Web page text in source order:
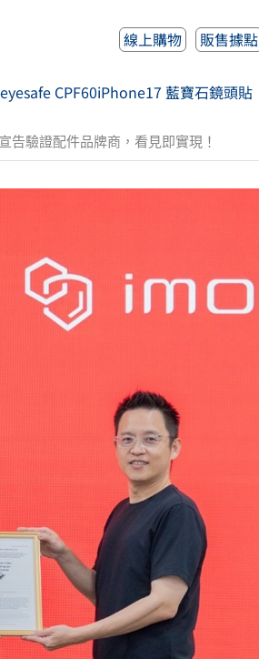
線上購物 販售據點
eyesafe CPF60iPhone17 藍寶石鏡頭貼
告驗證配件品牌商，看見即實現！